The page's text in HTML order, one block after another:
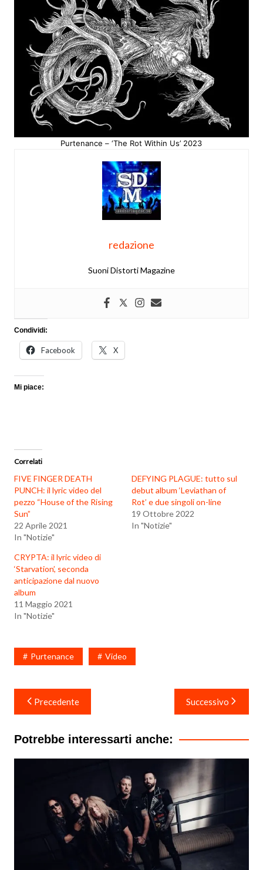
Purtenance – ‘The Rot Within Us’ 2023
redazione
Suoni Distorti Magazine
Condividi:
Facebook X
Mi piace:
Correlati
FIVE FINGER DEATH
PUNCH: il lyric video del
pezzo “House of the Rising
Sun”
22 Aprile 2021
In "Notizie"
DEFYING PLAGUE: tutto sul
debut album ‘Leviathan of
Rot’ e due singoli on-line
19 Ottobre 2022
In "Notizie"
CRYPTA: il lyric video di
‘Starvation’, seconda
anticipazione dal nuovo
album
11 Maggio 2021
In "Notizie"
Purtenance Video
Navigazione
articoli
Precedente Successivo
Potrebbe interessarti anche: